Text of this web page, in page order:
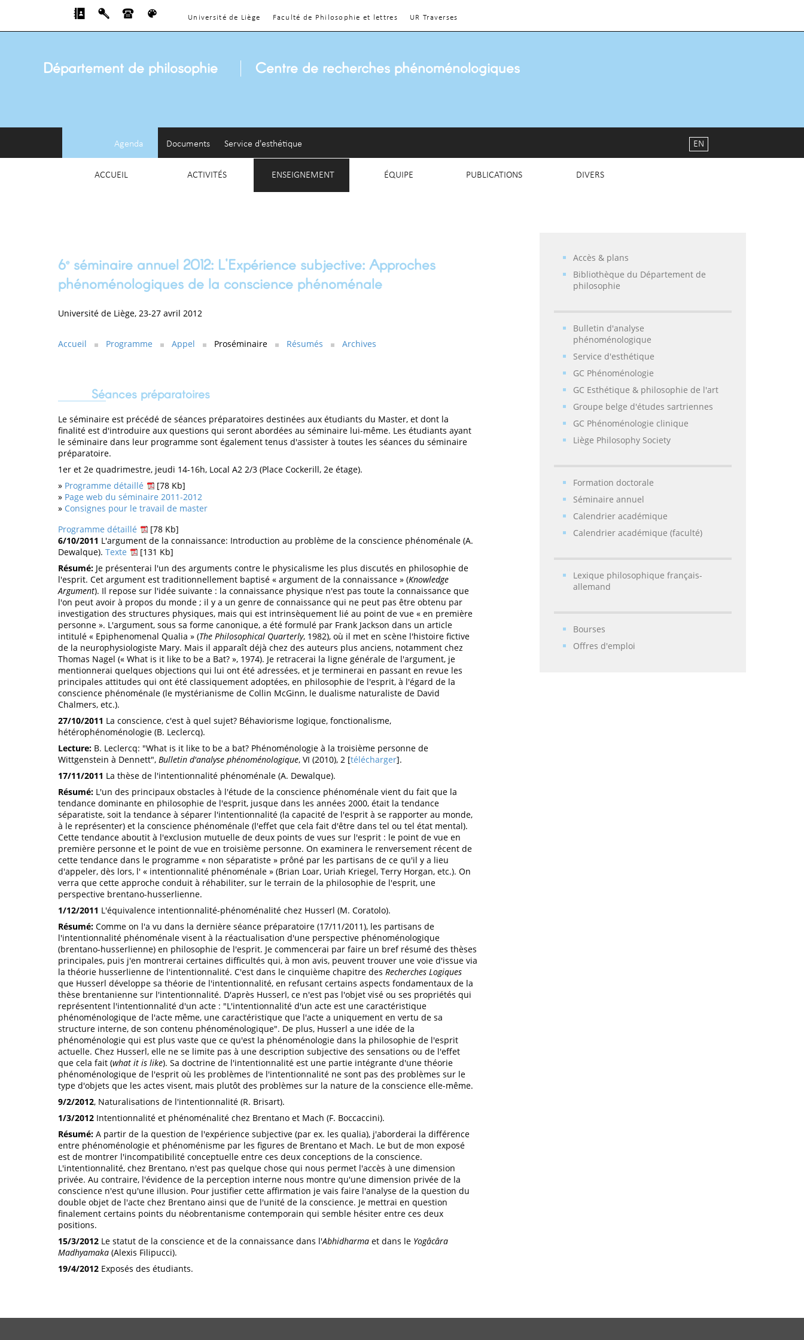
Université de Liège Faculté de Philosophie et lettres UR Traverses
Département de philosophie Centre de recherches phénoménologiques
Agenda Documents Service d'esthétique
ACCUEIL ACTIVITÉS ENSEIGNEMENT ÉQUIPE PUBLICATIONS DIVERS
EN
Accès & plans
Bibliothèque du Département de
philosophie
Bulletin d'analyse
phénoménologique
Service d'esthétique
GC Phénoménologie
GC Esthétique & philosophie de l'art
Groupe belge d'études sartriennes
GC Phénoménologie clinique
Liège Philosophy Society
Formation doctorale
Séminaire annuel
Calendrier académique
Calendrier académique (faculté)
Lexique philosophique français-
allemand
Bourses
Offres d'emploi
6e séminaire annuel 2012: L'Expérience subjective: Approches
phénoménologiques de la conscience phénoménale
Université de Liège, 23-27 avril 2012
Accueil Programme Appel Proséminaire Résumés Archives
Séances préparatoires
Le séminaire est précédé de séances préparatoires destinées aux étudiants du Master, et dont la
finalité est d'introduire aux questions qui seront abordées au séminaire lui-même. Les étudiants ayant
le séminaire dans leur programme sont également tenus d'assister à toutes les séances du séminaire
préparatoire.
1er et 2e quadrimestre, jeudi 14-16h, Local A2 2/3 (Place Cockerill, 2e étage).
» Programme détaillé
[78 Kb]
» Page web du séminaire 2011-2012
» Consignes pour le travail de master
Programme détaillé
[78 Kb]
6/10/2011 L'argument de la connaissance: Introduction au problème de la conscience phénoménale (A.
Dewalque). Texte
[131 Kb]
Résumé: Je présenterai l'un des arguments contre le physicalisme les plus discutés en philosophie de
l'esprit. Cet argument est traditionnellement baptisé « argument de la connaissance » (Knowledge
Argument). Il repose sur l'idée suivante : la connaissance physique n'est pas toute la connaissance que
l'on peut avoir à propos du monde ; il y a un genre de connaissance qui ne peut pas être obtenu par
investigation des structures physiques, mais qui est intrinsèquement lié au point de vue « en première
personne ». L'argument, sous sa forme canonique, a été formulé par Frank Jackson dans un article
intitulé « Epiphenomenal Qualia » (The Philosophical Quarterly, 1982), où il met en scène l'histoire fictive
de la neurophysiologiste Mary. Mais il apparaît déjà chez des auteurs plus anciens, notamment chez
Thomas Nagel (« What is it like to be a Bat? », 1974). Je retracerai la ligne générale de l'argument, je
mentionnerai quelques objections qui lui ont été adressées, et je terminerai en passant en revue les
principales attitudes qui ont été classiquement adoptées, en philosophie de l'esprit, à l'égard de la
conscience phénoménale (le mystérianisme de Collin McGinn, le dualisme naturaliste de David
Chalmers, etc.).
27/10/2011 La conscience, c'est à quel sujet? Béhaviorisme logique, fonctionalisme,
hétérophénoménologie (B. Leclercq).
Lecture: B. Leclercq: "What is it like to be a bat? Phénoménologie à la troisième personne de
Wittgenstein à Dennett", Bulletin d'analyse phénoménologique, VI (2010), 2 [télécharger].
17/11/2011 La thèse de l'intentionnalité phénoménale (A. Dewalque).
Résumé: L'un des principaux obstacles à l'étude de la conscience phénoménale vient du fait que la
tendance dominante en philosophie de l'esprit, jusque dans les années 2000, était la tendance
séparatiste, soit la tendance à séparer l'intentionnalité (la capacité de l'esprit à se rapporter au monde,
à le représenter) et la conscience phénoménale (l'effet que cela fait d'être dans tel ou tel état mental).
Cette tendance aboutit à l'exclusion mutuelle de deux points de vues sur l'esprit : le point de vue en
première personne et le point de vue en troisième personne. On examinera le renversement récent de
cette tendance dans le programme « non séparatiste » prôné par les partisans de ce qu'il y a lieu
d'appeler, dès lors, l' « intentionnalité phénoménale » (Brian Loar, Uriah Kriegel, Terry Horgan, etc.). On
verra que cette approche conduit à réhabiliter, sur le terrain de la philosophie de l'esprit, une
perspective brentano-husserlienne.
1/12/2011 L'équivalence intentionnalité-phénoménalité chez Husserl (M. Coratolo).
Résumé: Comme on l'a vu dans la dernière séance préparatoire (17/11/2011), les partisans de
l'intentionnalité phénoménale visent à la réactualisation d'une perspective phénoménologique
(brentano-husserlienne) en philosophie de l'esprit. Je commencerai par faire un bref résumé des thèses
principales, puis j'en montrerai certaines difficultés qui, à mon avis, peuvent trouver une voie d'issue via
la théorie husserlienne de l'intentionnalité. C'est dans le cinquième chapitre des Recherches Logiques
que Husserl développe sa théorie de l'intentionnalité, en refusant certains aspects fondamentaux de la
thèse brentanienne sur l'intentionnalité. D'après Husserl, ce n'est pas l'objet visé ou ses propriétés qui
représentent l'intentionnalité d'un acte : "L'intentionnalité d'un acte est une caractéristique
phénoménologique de l'acte même, une caractéristique que l'acte a uniquement en vertu de sa
structure interne, de son contenu phénoménologique". De plus, Husserl a une idée de la
phénoménologie qui est plus vaste que ce qu'est la phénoménologie dans la philosophie de l'esprit
actuelle. Chez Husserl, elle ne se limite pas à une description subjective des sensations ou de l'effet
que cela fait (what it is like). Sa doctrine de l'intentionnalité est une partie intégrante d'une théorie
phénoménologique de l'esprit où les problèmes de l'intentionnalité ne sont pas des problèmes sur le
type d'objets que les actes visent, mais plutôt des problèmes sur la nature de la conscience elle-même.
9/2/2012, Naturalisations de l'intentionnalité (R. Brisart).
1/3/2012 Intentionnalité et phénoménalité chez Brentano et Mach (F. Boccaccini).
Résumé: A partir de la question de l'expérience subjective (par ex. les qualia), j'aborderai la différence
entre phénoménologie et phénoménisme par les figures de Brentano et Mach. Le but de mon exposé
est de montrer l'incompatibilité conceptuelle entre ces deux conceptions de la conscience.
L'intentionnalité, chez Brentano, n'est pas quelque chose qui nous permet l'accès à une dimension
privée. Au contraire, l'évidence de la perception interne nous montre qu'une dimension privée de la
conscience n'est qu'une illusion. Pour justifier cette affirmation je vais faire l'analyse de la question du
double objet de l'acte chez Brentano ainsi que de l'unité de la conscience. Je mettrai en question
finalement certains points du néobrentanisme contemporain qui semble hésiter entre ces deux
positions.
15/3/2012 Le statut de la conscience et de la connaissance dans l'Abhidharma et dans le Yogâcâra
Madhyamaka (Alexis Filipucci).
19/4/2012 Exposés des étudiants.